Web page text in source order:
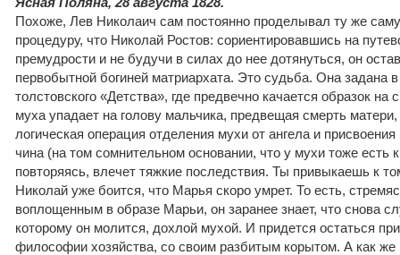
Похоже, Лев Николаич сам постоянно проделывал ту же
процедуру, что Николай Ростов: сориентировавшись на
премудрости и не будучи в силах до нее дотянуться, он
первобытной богиней матриархата. Это судьба. Она задана
толстовского «Детства», где предвечно качается образок на
муха упадает на голову мальчика, предвещая смерть
логическая операция отделения мухи от ангела и
чина (на том сомнительном основании, что у мухи тоже есть
повторяясь, влечет тяжкие последствия. Ты привыкаешь к
Николай уже боится, что Марья скоро умрет. То есть,
воплощенным в образе Марьи, он заранее знает, что снова
которому он молится, дохлой мухой. И придется остаться
философии хозяйства, со своим разбитым корытом. А как же